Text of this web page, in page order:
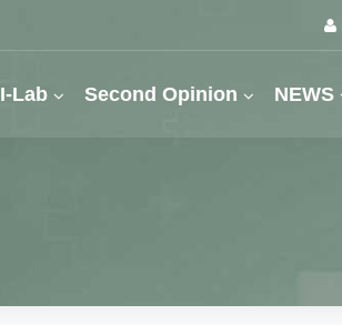
I-Lab Second Opinion NEWS